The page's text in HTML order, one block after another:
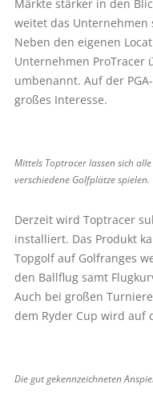
Märkte stärker in den
weitet das Unternehmen
Neben den eigenen
Unternehmen ProTracer
umbenannt. Auf der
großes Interesse.
Mittels Toptracer lassen sich
verschiedene Golfplätze spielen.
Derzeit wird Toptracer
installiert. Das Produkt
Topgolf auf Golfranges
den Ballflug samt
Auch bei großen
dem Ryder Cup wird auf
Die gut gekennzeichneten